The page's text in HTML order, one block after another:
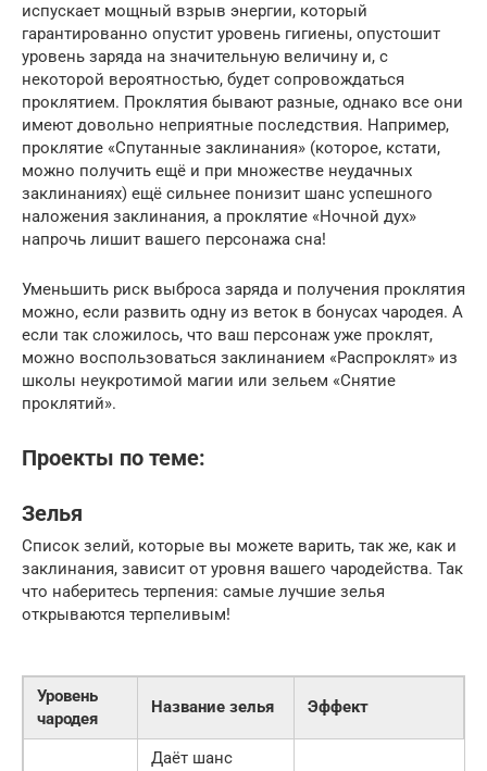
испускает мощный взрыв энергии, который
гарантированно опустит уровень гигиены, опустошит
уровень заряда на значительную величину и, с
некоторой вероятностью, будет сопровождаться
проклятием. Проклятия бывают разные, однако все они
имеют довольно неприятные последствия. Например,
проклятие «Спутанные заклинания» (которое, кстати,
можно получить ещё и при множестве неудачных
заклинаниях) ещё сильнее понизит шанс успешного
наложения заклинания, а проклятие «Ночной дух»
напрочь лишит вашего персонажа сна!
Уменьшить риск выброса заряда и получения проклятия
можно, если развить одну из веток в бонусах чародея. А
если так сложилось, что ваш персонаж уже проклят,
можно воспользоваться заклинанием «Распроклят» из
школы неукротимой магии или зельем «Снятие
проклятий».
Проекты по теме:
Зелья
Список зелий, которые вы можете варить, так же, как и
заклинания, зависит от уровня вашего чародейства. Так
что наберитесь терпения: самые лучшие зелья
открываются терпеливым!
Уровень
чародея
Название зелья Эффект
Даёт шанс